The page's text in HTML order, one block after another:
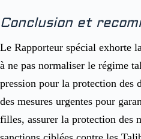
Conclusion et
Le Rapporteur spécial exhorte
à ne pas normaliser le régime
pression pour la protection des
des mesures urgentes pour
filles, assurer la protection des